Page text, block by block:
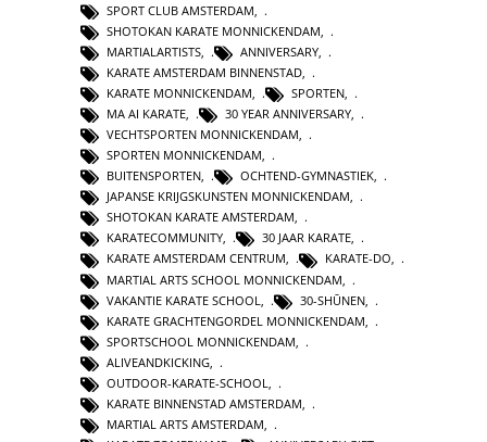
SPORT CLUB AMSTERDAM
SHOTOKAN KARATE MONNICKENDAM
MARTIALARTISTS
ANNIVERSARY
KARATE AMSTERDAM BINNENSTAD
KARATE MONNICKENDAM
SPORTEN
MA AI KARATE, 30 YEAR ANNIVERSARY,
VECHTSPORTEN MONNICKENDAM,
SPORTEN MONNICKENDAM,
BUITENSPORTEN, OCHTEND-GYMNASTIEK,
JAPANSE KRIJGSKUNSTEN MONNICKENDAM,
SHOTOKAN KARATE AMSTERDAM,
KARATECOMMUNITY, 30 JAAR KARATE,
KARATE AMSTERDAM CENTRUM, KARATE-DO,
MARTIAL ARTS SCHOOL MONNICKENDAM
VAKANTIE KARATE SCHOOL
30-SHŪNEN
KARATE GRACHTENGORDEL MONNICKENDAM
SPORTSCHOOL MONNICKENDAM
ALIVEANDKICKING
OUTDOOR-KARATE-SCHOOL
KARATE BINNENSTAD AMSTERDAM
MARTIAL ARTS AMSTERDAM